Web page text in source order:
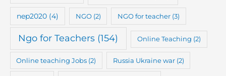
nep2020(4) NGO(2) NGO for teacher (3)
Ngo for Teachers (154) Online Teaching (2)
Online teaching Jobs (2) Russia Ukraine war(2)